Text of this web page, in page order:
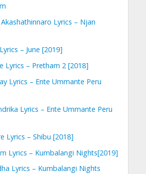
Lyrics – Njan
– June [2019]
Lyrics – Pretham 2 [2018]
Lyrics – Ente Ummante Peru
Lyrics – Ente Ummante Peru
Lyrics – Shibu [2018]
Lyrics – Kumbalangi Nights[2019]
Lyrics – Kumbalangi Nights